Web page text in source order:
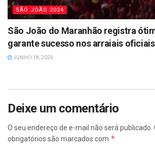
SÃO JOÃO 2024
São João do Maranhão registra
garante sucesso nos arraiais oficiais
JUNHO 18, 2024
Deixe um comentário
O seu endereço de e-mail não será publicado.
obrigatórios são marcados com *